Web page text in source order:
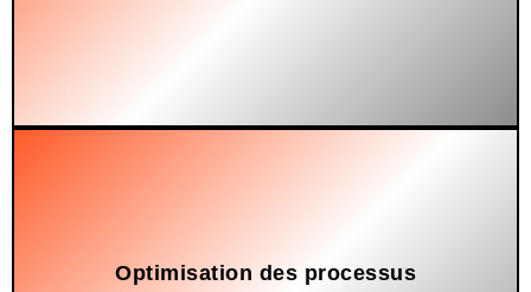
Optimisation des processus